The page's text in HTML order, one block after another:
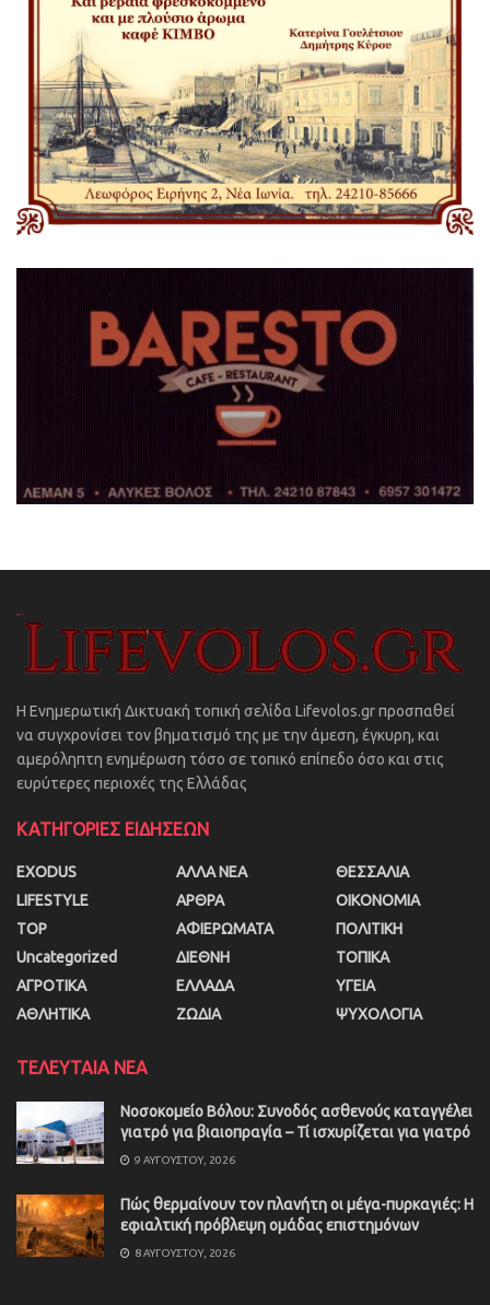
Η Ενημερωτική Δικτυακή τοπική σελίδα Lifevolos.gr προσπαθεί
να συγχρονίσει τον βηματισμό της με την άμεση, έγκυρη, και
αμερόληπτη ενημέρωση τόσο σε τοπικό επίπεδο όσο και στις
ευρύτερες περιοχές της Ελλάδας
ΚΑΤΗΓΟΡΙΕΣ ΕΙΔΗΣΕΩΝ
EXODUS
LIFESTYLE
TOP
Uncategorized
ΑΓΡΟΤΙΚΑ
ΑΘΛΗΤΙΚΑ
ΑΛΛΑ ΝΕΑ
ΑΡΘΡΑ
ΑΦΙΕΡΩΜΑΤΑ
ΔΙΕΘΝΗ
ΕΛΛΑΔΑ
ΖΩΔΙΑ
ΘΕΣΣΑΛΙΑ
ΟΙΚΟΝΟΜΙΑ
ΠΟΛΙΤΙΚΗ
ΤΟΠΙΚΑ
ΥΓΕΙΑ
ΨΥΧΟΛΟΓΙΑ
ΤΕΛΕΥΤΑΙΑ ΝΕΑ
Νοσοκομείο Βόλου: Συνοδός ασθενούς καταγγέλει
γιατρό για βιαιοπραγία – Τί ισχυρίζεται για γιατρό
9 ΑΥΓΟΎΣΤΟΥ, 2026
Πώς θερμαίνουν τον πλανήτη οι μέγα-πυρκαγιές: Η
εφιαλτική πρόβλεψη ομάδας επιστημόνων
8 ΑΥΓΟΎΣΤΟΥ, 2026